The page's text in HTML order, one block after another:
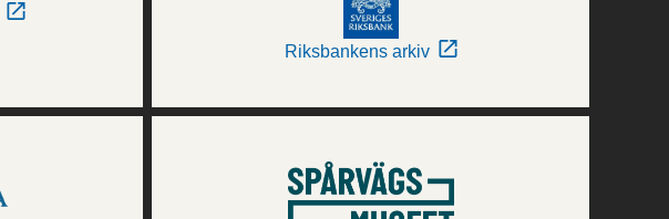
Riksbankens arkiv